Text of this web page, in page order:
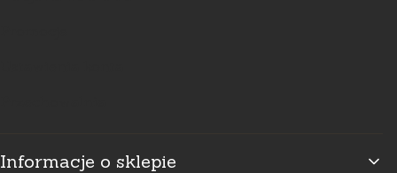
Informacje o sklepie